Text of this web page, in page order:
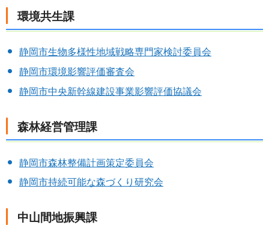
環境共生課
静岡市生物多様性地域戦略専門家検討委員会
静岡市環境影響評価審査会
静岡市中央新幹線建設事業影響評価協議会
森林経営管理課
静岡市森林整備計画策定委員会
静岡市持続可能な森づくり研究会
中山間地振興課